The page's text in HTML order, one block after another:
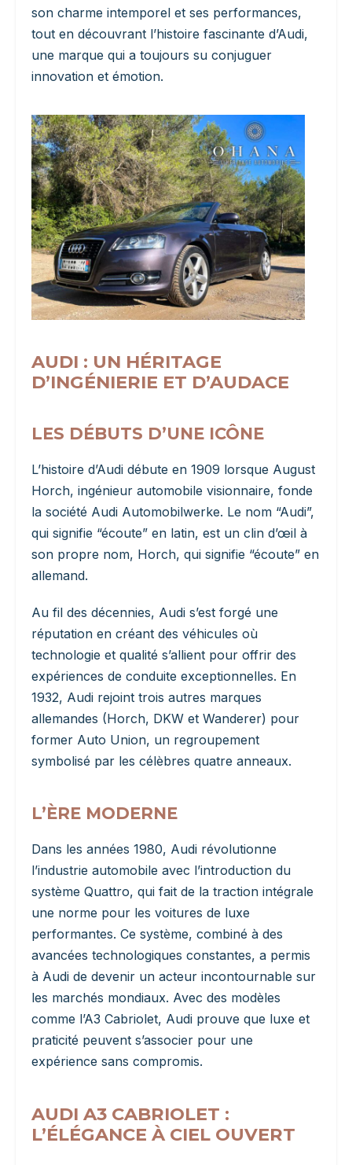
son charme intemporel et ses performances,
tout en découvrant l’histoire fascinante d’Audi,
une marque qui a toujours su conjuguer
innovation et émotion.
AUDI : UN HÉRITAGE
D’INGÉNIERIE ET D’AUDACE
LES DÉBUTS D’UNE ICÔNE
L’histoire d’Audi débute en 1909 lorsque August
Horch, ingénieur automobile visionnaire, fonde
la société Audi Automobilwerke. Le nom “Audi”,
qui signifie “écoute” en latin, est un clin d’œil à
son propre nom, Horch, qui signifie “écoute” en
allemand.
Au fil des décennies, Audi s’est forgé une
réputation en créant des véhicules où
technologie et qualité s’allient pour offrir des
expériences de conduite exceptionnelles. En
1932, Audi rejoint trois autres marques
allemandes (Horch, DKW et Wanderer) pour
former Auto Union, un regroupement
symbolisé par les célèbres quatre anneaux.
L’ÈRE MODERNE
Dans les années 1980, Audi révolutionne
l’industrie automobile avec l’introduction du
système Quattro, qui fait de la traction intégrale
une norme pour les voitures de luxe
performantes. Ce système, combiné à des
avancées technologiques constantes, a permis
à Audi de devenir un acteur incontournable sur
les marchés mondiaux. Avec des modèles
comme l’A3 Cabriolet, Audi prouve que luxe et
praticité peuvent s’associer pour une
expérience sans compromis.
AUDI A3 CABRIOLET :
L’ÉLÉGANCE À CIEL OUVERT